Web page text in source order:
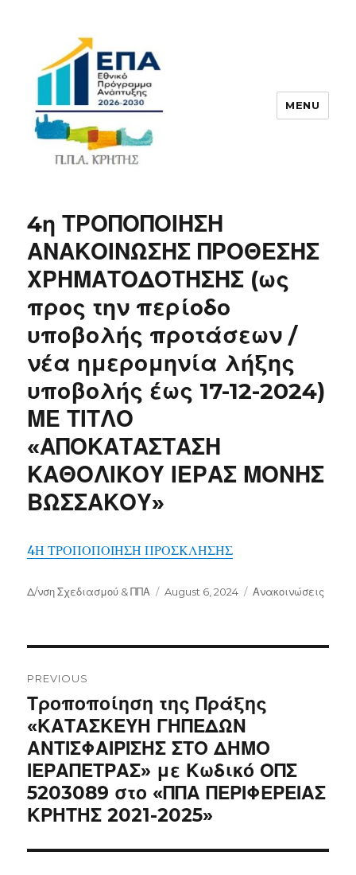
MENU
4η ΤΡΟΠΟΠΟΙΗΣΗ
ΑΝΑΚΟΙΝΩΣΗΣ ΠΡΟΘΕΣΗΣ
ΧΡΗΜΑΤΟΔΟΤΗΣΗΣ (ως
προς την περίοδο
υποβολής προτάσεων /
νέα ημερομηνία λήξης
υποβολής έως 17-12-2024)
ΜΕ ΤΙΤΛΟ
«ΑΠΟΚΑΤΑΣΤΑΣΗ
ΚΑΘΟΛΙΚΟΥ ΙΕΡΑΣ ΜΟΝΗΣ
ΒΩΣΣΑΚΟΥ»
4Η ΤΡΟΠΟΠΟΙΗΣΗ ΠΡΟΣΚΛΗΣΗΣ
Author
Δ/νση Σχεδιασμού & ΠΠΑ
Posted
August 6, 2024 Categories
Ανακοινώσεις
navigation
PREVIOUS
Previous
post:
Τροποποίηση της Πράξης
«ΚΑΤΑΣΚΕΥΗ ΓΗΠΕΔΩΝ
ΑΝΤΙΣΦΑΙΡΙΣΗΣ ΣΤΟ ΔΗΜΟ
ΙΕΡΑΠΕΤΡΑΣ» με Κωδικό ΟΠΣ
5203089 στο «ΠΠΑ ΠΕΡΙΦΕΡΕΙΑΣ
ΚΡΗΤΗΣ 2021-2025»